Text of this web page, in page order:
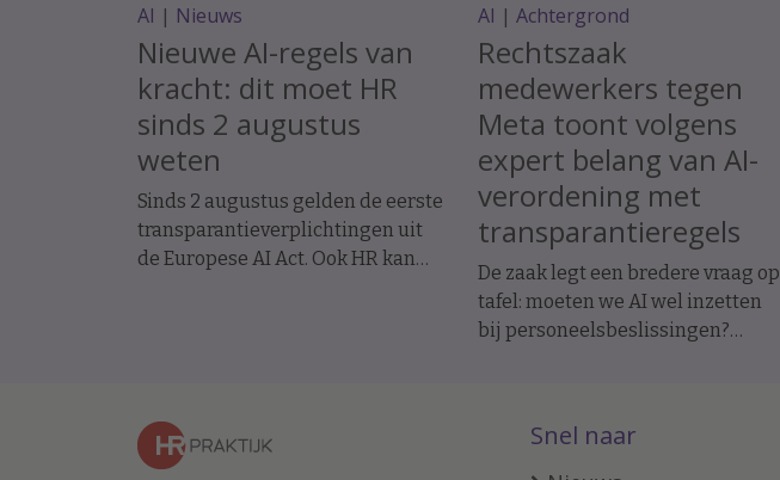
AI | Nieuws
Nieuwe AI-regels van
kracht: dit moet HR
sinds 2 augustus
weten
Sinds 2 augustus gelden de eerste
transparantieverplichtingen uit
de Europese AI Act. Ook HR kan
mensen informeren?
AI | Achtergrond
Rechtszaak
medewerkers tegen
Meta toont volgens
expert belang van AI-
verordening met
transparantieregels
De zaak legt een bredere vraag op
tafel: moeten we AI wel inzetten
bij personeelsbeslissingen?
Snel naar